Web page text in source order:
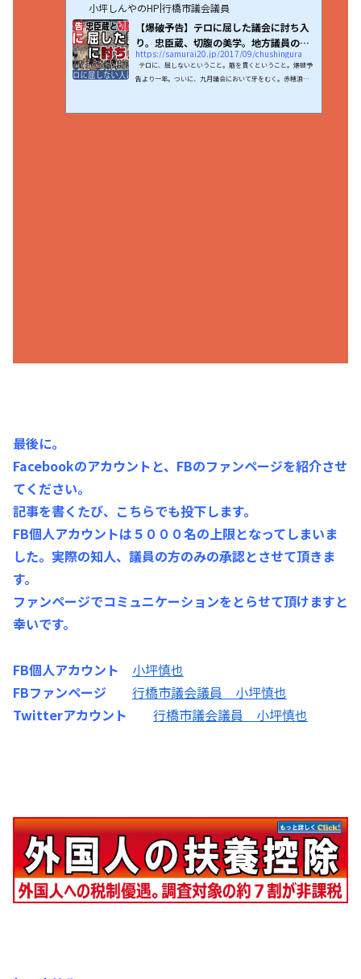
小坪しんやのHP|行橋市議会議員
【爆破予告】テロに屈した議会に討ち入
り。忠臣蔵、切腹の美学。地方議員の覚
悟【...
https://samurai20.jp/2017/09/chushingura
テロに、屈しないということ。筋を貫くということ。爆破予
告より一年。ついに、九月議会において牙をむく。赤穂浪士
最後に。
Facebookのアカウントと、FBのファンページを紹介させ
てください。
記事を書くたび、こちらでも投下します。
FB個人アカウントは５０００名の上限となってしまいま
した。実際の知人、議員の方のみの承認とさせて頂きま
す。
ファンページでコミュニケーションをとらせて頂けますと
幸いです。
FB個人アカウント
小坪慎也
FBファンページ
行橋市議会議員 小坪慎也
Twitterアカウント
行橋市議会議員 小坪慎也